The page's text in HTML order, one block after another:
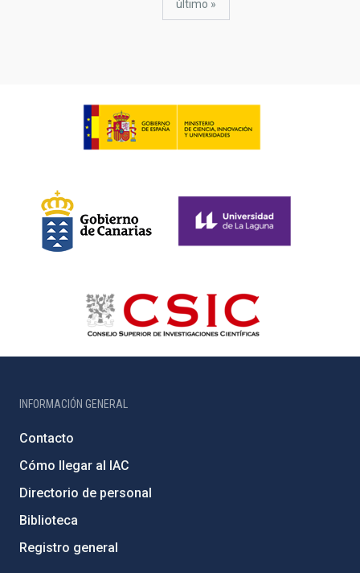
última
último »
INFORMACIÓN GENERAL
Contacto
Cómo llegar al IAC
Directorio de personal
Biblioteca
Registro general